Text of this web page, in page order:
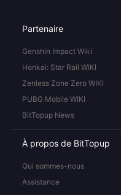
Partenaire
Genshin Impact Wiki
Honkai: Star Rail WIKI
Zenless Zone Zero WIKI
PUBG Mobile WIKI
BitTopup News
À propos de BitTopup
Qui sommes-nous
Assistance